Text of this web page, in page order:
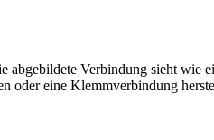
Verbindung sieht wie
oder eine Klemmverbindung